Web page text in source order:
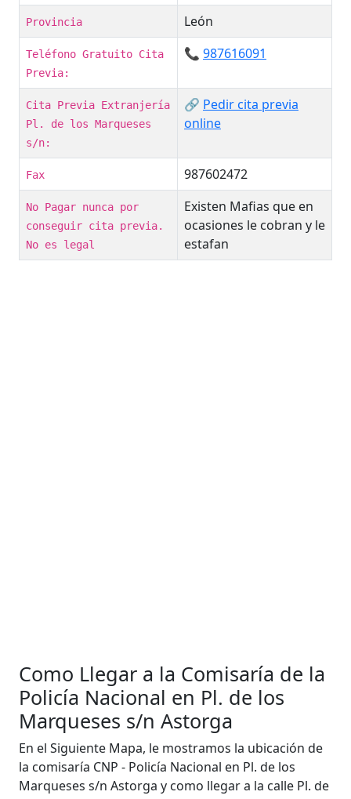
Provincia León
Teléfono Gratuito Cita
Previa:
📞 987616091
Cita Previa Extranjería
Pl. de los Marqueses
s/n:
🔗 Pedir cita previa
online
Fax 987602472
No Pagar nunca por
conseguir cita previa.
No es legal
Existen Mafias que en
ocasiones le cobran y le
estafan
Como Llegar a la Comisaría de la
Policía Nacional en Pl. de los
Marqueses s/n Astorga
En el Siguiente Mapa, le mostramos la ubicación de
la comisaría CNP - Policía Nacional en Pl. de los
Marqueses s/n Astorga y como llegar a la calle Pl. de